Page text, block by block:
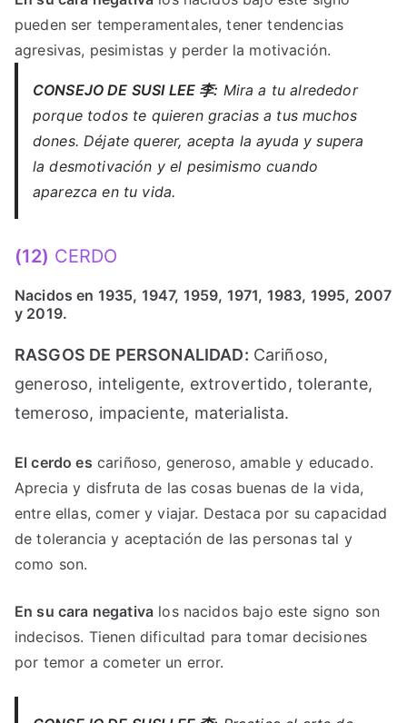
pueden ser temperamentales, tener tendencias
agresivas, pesimistas y perder la motivación.
CONSEJO DE SUSI LEE 李: Mira a tu alrededor
porque todos te quieren gracias a tus muchos
dones. Déjate querer, acepta la ayuda y supera
la desmotivación y el pesimismo cuando
aparezca en tu vida.
(12) CERDO
Nacidos en 1935, 1947, 1959, 1971, 1983, 1995, 2007
y 2019.
RASGOS DE PERSONALIDAD: Cariñoso,
generoso, inteligente, extrovertido, tolerante,
temeroso, impaciente, materialista.
El cerdo es cariñoso, generoso, amable y educado.
Aprecia y disfruta de las cosas buenas de la vida,
entre ellas, comer y viajar. Destaca por su capacidad
de tolerancia y aceptación de las personas tal y
como son.
En su cara negativa los nacidos bajo este signo son
indecisos. Tienen dificultad para tomar decisiones
por temor a cometer un error.